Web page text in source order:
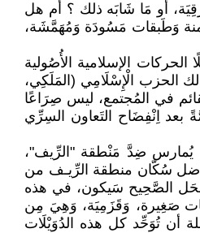
أو مَا شَابَه ذلك ؟ أم هل
وَطَبقات مَسُودَة وَمُهَمَّشَة،
الإسلامية الأُصُولية
الحزب الْإِسْلَامِي (المَلَكِي،
في المُجتمع، ليس صِرَاعًا
بعد اِنْفِضَاح التَعاون السِرِّي
يُمارس ضِدَّ مَنْطقة "الرِّيف"،
سُكّان منطقة الرِّيـف من
الصَّحِيح سَيكون، في هذه
صَغِيرة، وَقَزَمِيَة، وَهِيَ مِن
أن تُوَحِّد كل هذه الدُوَيْلَات